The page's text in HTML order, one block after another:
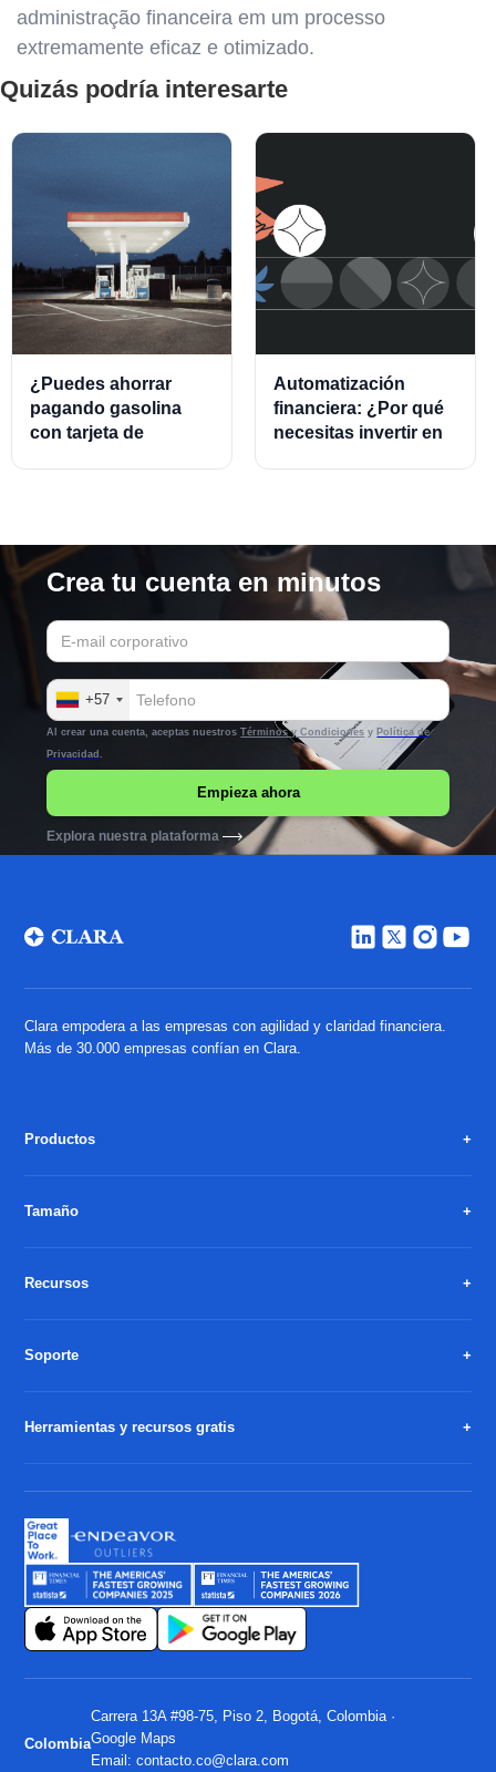
administração financeira em um processo
extremamente eficaz e otimizado.
Quizás podría interesarte
¿Puedes ahorrar
pagando gasolina
con tarjeta de
Automatización
financiera: ¿Por qué
necesitas invertir en
Crea tu cuenta en minutos
+57
Al crear una cuenta, aceptas nuestrosTérminos y Condiciones y Política de
Privacidad
Explora nuestra plataforma
Clara empodera a las empresas con agilidad y claridad financiera.
Más de 30.000 empresas confían en Clara.
Productos
Tamaño
Recursos
Soporte
Herramientas y recursos gratis
Colombia
Carrera 13A #98-75, Piso 2, Bogotá, Colombia ·
Google Maps
Email:contacto.co@clara.com